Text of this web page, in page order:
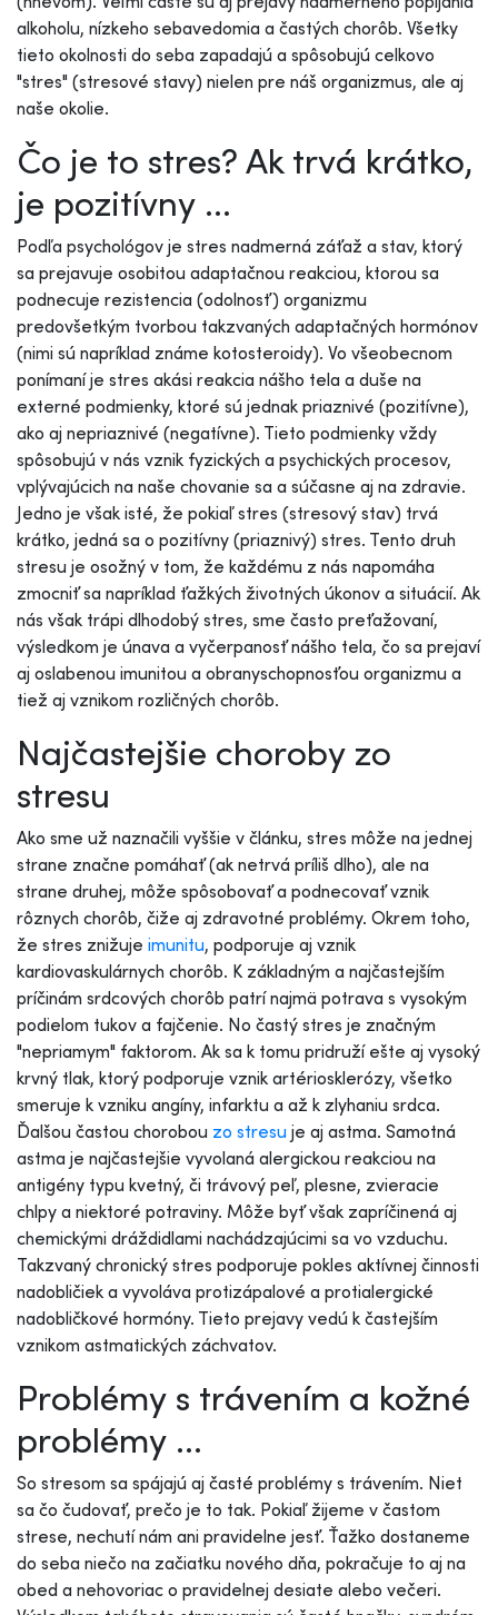
alkoholu, nízkeho sebavedomia a častých chorôb. Všetky
tieto okolnosti do seba zapadajú a spôsobujú celkovo
"stres" (stresové stavy) nielen pre náš organizmus, ale aj
naše okolie.
Čo je to stres? Ak trvá krátko,
je pozitívny ...
Podľa psychológov je stres nadmerná záťaž a stav, ktorý
sa prejavuje osobitou adaptačnou reakciou, ktorou sa
podnecuje rezistencia (odolnosť) organizmu
predovšetkým tvorbou takzvaných adaptačných hormónov
(nimi sú napríklad známe kotosteroidy). Vo všeobecnom
ponímaní je stres akási reakcia nášho tela a duše na
externé podmienky, ktoré sú jednak priaznivé (pozitívne),
ako aj nepriaznivé (negatívne). Tieto podmienky vždy
spôsobujú v nás vznik fyzických a psychických procesov,
vplývajúcich na naše chovanie sa a súčasne aj na zdravie.
Jedno je však isté, že pokiaľ stres (stresový stav) trvá
krátko, jedná sa o pozitívny (priaznivý) stres. Tento druh
stresu je osožný v tom, že každému z nás napomáha
zmocniť sa napríklad ťažkých životných úkonov a situácií. Ak
nás však trápi dlhodobý stres, sme často preťažovaní,
výsledkom je únava a vyčerpanosť nášho tela, čo sa prejaví
aj oslabenou imunitou a obranyschopnosťou organizmu a
tiež aj vznikom rozličných chorôb.
Najčastejšie choroby zo
stresu
Ako sme už naznačili vyššie v článku, stres môže na jednej
strane značne pomáhať (ak netrvá príliš dlho), ale na
strane druhej, môže spôsobovať a podnecovať vznik
rôznych chorôb, čiže aj zdravotné problémy. Okrem toho,
že stres znižuje imunitu, podporuje aj vznik
kardiovaskulárnych chorôb. K základným a najčastejším
príčinám srdcových chorôb patrí najmä potrava s vysokým
podielom tukov a fajčenie. No častý stres je značným
"nepriamym" faktorom. Ak sa k tomu pridruží ešte aj vysoký
krvný tlak, ktorý podporuje vznik artériosklerózy, všetko
smeruje k vzniku angíny, infarktu a až k zlyhaniu srdca.
Ďalšou častou chorobou zo stresu je aj astma. Samotná
astma je najčastejšie vyvolaná alergickou reakciou na
antigény typu kvetný, či trávový peľ, plesne, zvieracie
chlpy a niektoré potraviny. Môže byť však zapríčinená aj
chemickými dráždidlami nachádzajúcimi sa vo vzduchu.
Takzvaný chronický stres podporuje pokles aktívnej činnosti
nadobličiek a vyvoláva protizápalové a protialergické
nadobličkové hormóny. Tieto prejavy vedú k častejším
vznikom astmatických záchvatov.
Problémy s trávením a kožné
problémy ...
So stresom sa spájajú aj časté problémy s trávením. Niet
sa čo čudovať, prečo je to tak. Pokiaľ žijeme v častom
strese, nechutí nám ani pravidelne jesť. Ťažko dostaneme
do seba niečo na začiatku nového dňa, pokračuje to aj na
obed a nehovoriac o pravidelnej desiate alebo večeri.